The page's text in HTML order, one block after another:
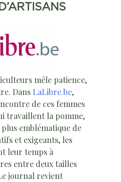
mêle patience,
Dans LaLibre.be,
de ces femmes
travaillent la pomme,
emblématique de
et exigeants, les
leur temps à
entre deux tailles
journal revient